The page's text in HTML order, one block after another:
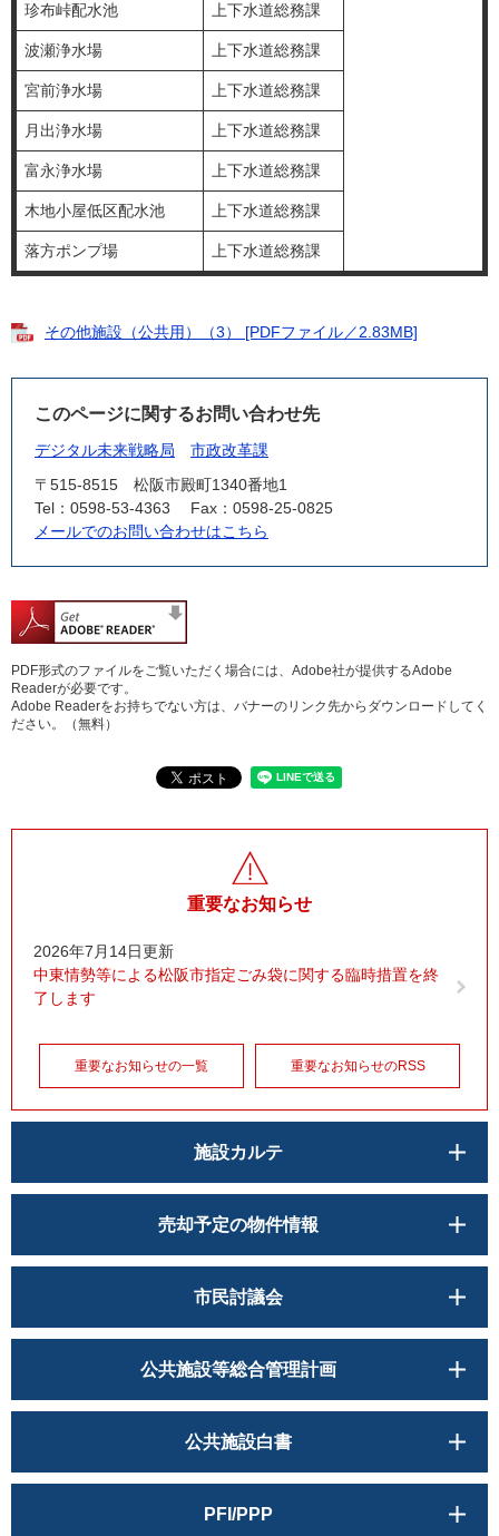
珍布峠配水池 上下水道総務課
波瀬浄水場 上下水道総務課
宮前浄水場 上下水道総務課
月出浄水場 上下水道総務課
富永浄水場 上下水道総務課
木地小屋低区配水池 上下水道総務課
落方ポンプ場 上下水道総務課
その他施設（公共用）（3） [PDFファイル／2.83MB]
このページに関するお問い合わせ先
デジタル未来戦略局
市政改革課
〒515-8515
松阪市殿町1340番地1
Tel：0598-53-4363
Fax：0598-25-0825
メールでのお問い合わせはこちら
PDF形式のファイルをご覧いただく場合には、Adobe社が提供するAdobe
Readerが必要です。
Adobe Readerをお持ちでない方は、バナーのリンク先からダウンロードしてく
ださい。（無料）
重要なお知らせ
2026年7月14日更新
中東情勢等による松阪市指定ごみ袋に関する臨時措置を終
了します
重要なお知らせの一覧 重要なお知らせのRSS
施設カルテ
売却予定の物件情報
市民討議会
公共施設等総合管理計画
公共施設白書
PFI/PPP